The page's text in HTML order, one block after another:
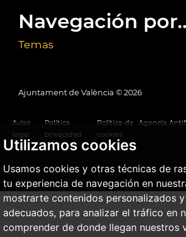
Utilizamos cookies
Usamos cookies y otras técnicas de
tu experiencia de navegación en
mostrarte contenidos personalizados
adecuados, para analizar el tráfico en
comprender de donde llegan nuestros
Navegación
Temas
Ajuntament de València © 2026
Aviso
legal
Política
privacidad
Política de
cookies
Agencia